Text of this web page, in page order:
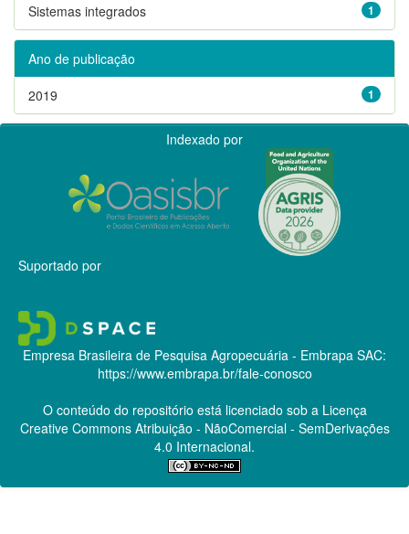
1
Sistemas integrados
Ano de publicação
1
2019
Indexado por
Suportado por
Empresa Brasileira de Pesquisa Agropecuária - Embrapa SAC:
https://www.embrapa.br/fale-conosco
O conteúdo do repositório está licenciado sob a Licença
Creative CommonsAtribuição - NãoComercial - SemDerivações
4.0 Internacional.